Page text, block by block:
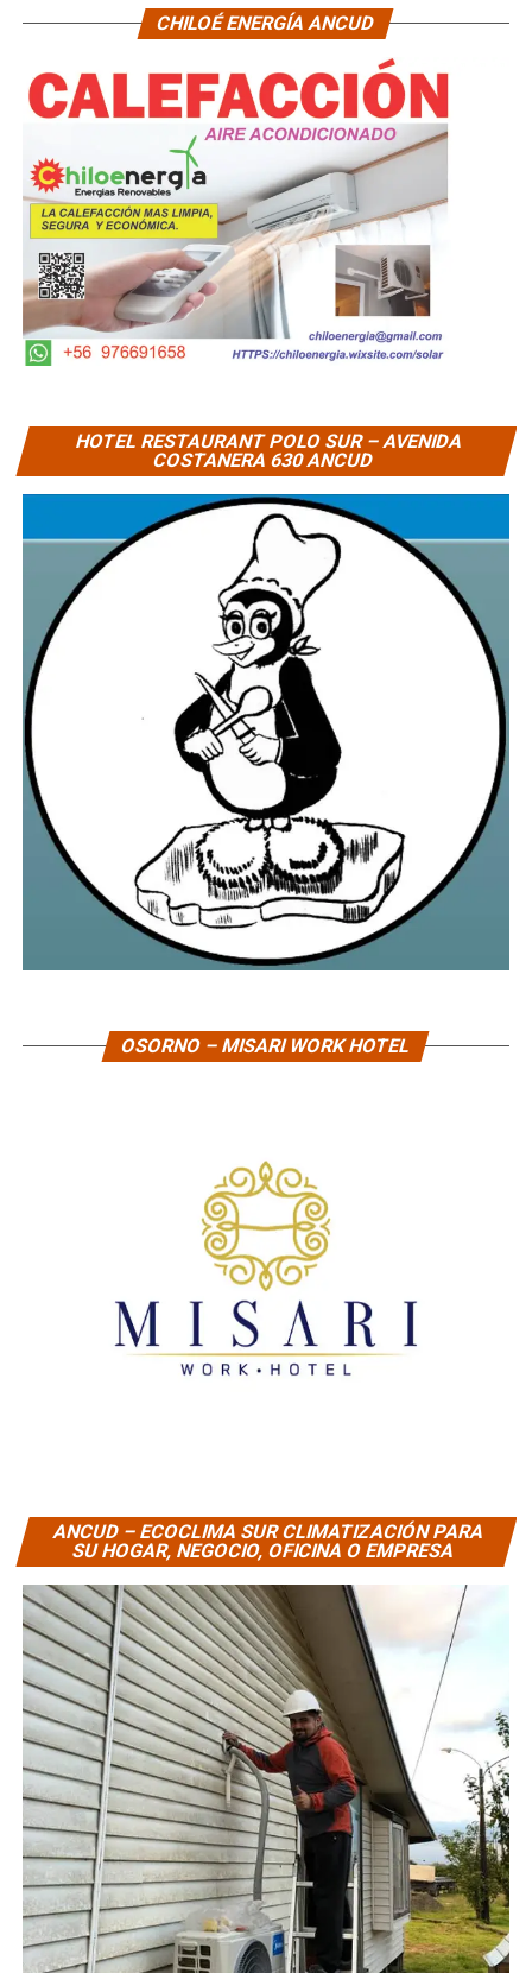
CHILOÉ ENERGÍA ANCUD
HOTEL RESTAURANT POLO SUR – AVENIDA
COSTANERA 630 ANCUD
OSORNO – MISARI WORK HOTEL
ANCUD – ECOCLIMA SUR CLIMATIZACIÓN PARA
SU HOGAR, NEGOCIO, OFICINA O EMPRESA